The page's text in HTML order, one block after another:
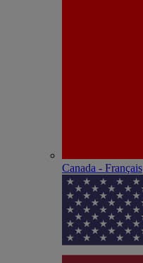
Canada - Français